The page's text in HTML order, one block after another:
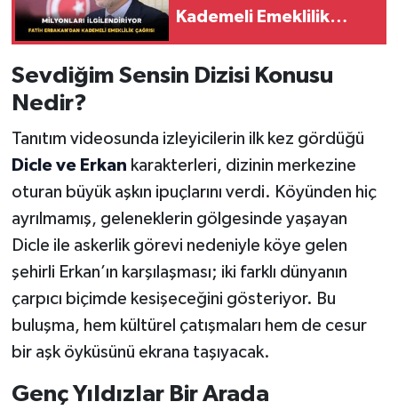
Kademeli Emeklilik
Sevdiğim Sensin Dizisi Konusu
Nedir?
Tanıtım videosunda izleyicilerin ilk kez gördüğü
Dicle ve Erkan karakterleri, dizinin merkezine
oturan büyük aşkın ipuçlarını verdi. Köyünden hiç
ayrılmamış, geleneklerin gölgesinde yaşayan
Dicle ile askerlik görevi nedeniyle köye gelen
şehirli Erkan’ın karşılaşması; iki farklı dünyanın
çarpıcı biçimde kesişeceğini gösteriyor. Bu
buluşma, hem kültürel çatışmaları hem de cesur
bir aşk öyküsünü ekrana taşıyacak.
Genç Yıldızlar Bir Arada